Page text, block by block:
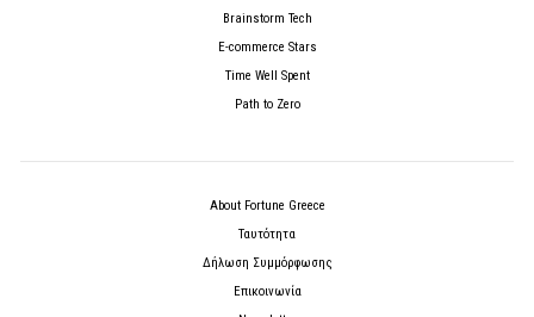
Brainstorm Tech
E-commerce Stars
Time Well Spent
Path to Zero
About Fortune Greece
Ταυτότητα
Δήλωση Συμμόρφωσης
Επικοινωνία